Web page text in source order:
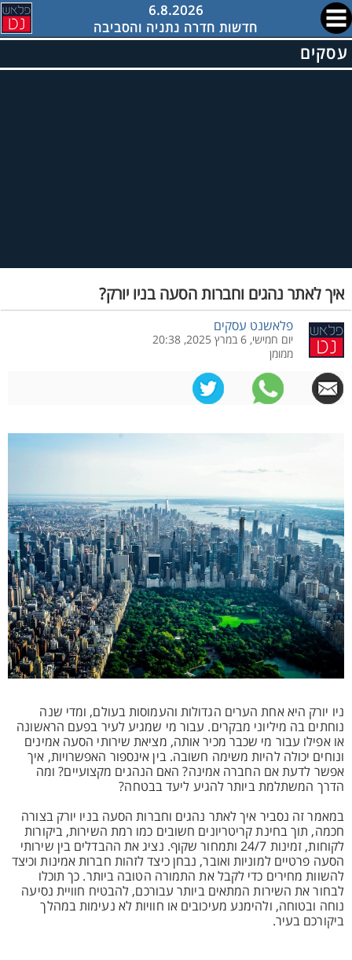
6.8.2026
חדשות חדרה נתניה והסביבה
עסקים
איך לאתר נהגים וחברות הסעה בניו יורק?
פלאשנט עסקים
יום חמישי, 6 במרץ 2025, 20:38
ממומן
ניו יורק היא אחת הערים הגדולות והעמוסות בעולם, ומדי שנה
נוחתים בה מיליוני מבקרים. עבור מי שמגיע לעיר בפעם הראשונה
או אפילו עבור מי שכבר מכיר אותה, מציאת שירותי הסעה אמינים
ונוחים יכולה להיות משימה חשובה. בין אינספור האפשרויות, איך
אפשר לדעת אם החברה אמינה? האם הנהגים מקצועיים? ומה
הדרך המשתלמת ביותר להגיע ליעד בבטחה?
במאמר זה נסביר איך לאתר נהגים וחברות הסעה בניו יורק בצורה
חכמה, תוך בחינת קריטריונים חשובים כמו רמת השירות, ביקורות
לקוחות, זמינות 24/7 ותמחור שקוף. נציג את ההבדלים בין שירותי
הסעה פרטיים למוניות ואובר, נבחן כיצד לזהות חברות אמינות וכיצד
להשוות מחירים כדי לקבל את התמורה הטובה ביותר. כך תוכלו
לבחור את השירות המתאים ביותר עבורכם, להבטיח חוויית נסיעה
נוחה ובטוחה, ולהימנע מעיכובים או חוויות לא נעימות במהלך
ביקורכם בעיר.